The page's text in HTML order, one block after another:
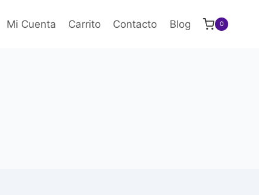
Mi Cuenta Carrito Contacto Blog 0